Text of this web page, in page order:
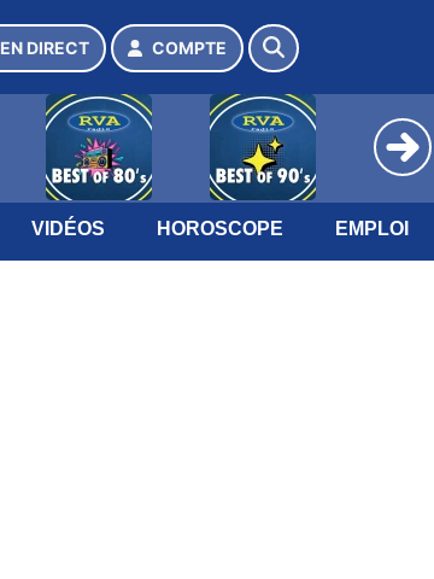
EN DIRECT COMPTE
VIDÉOS HOROSCOPE EMPLOI